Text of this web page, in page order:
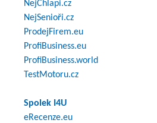
NejChlapi.cz
NejSenioři.cz
ProdejFirem.eu
ProfiBusiness.eu
ProfiBusiness.world
TestMotoru.cz
Spolek I4U
eRecenze.eu